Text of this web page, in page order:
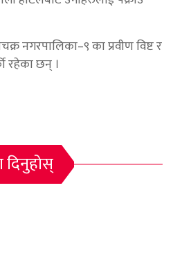
नगरपालिका–९ का प्रवीण विष्ट र
रहेका छन् ।
दिनुहोस्